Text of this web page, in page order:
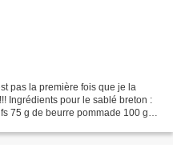
pas la première fois que je la
Ingrédients pour le sablé breton :
75 g de beurre pommade 100 g